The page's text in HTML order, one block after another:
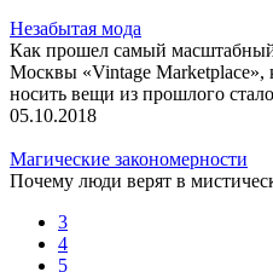
Незабытая мода
Как прошел самый
Москвы «Vintage Marketplace»,
носить вещи из прошлого
05.10.2018
Магические закономерности
Почему люди верят в
3
4
5